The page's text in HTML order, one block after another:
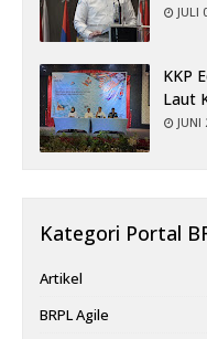
JULI
KKP
Laut
JUNI
Kategori Portal
Artikel
BRPL Agile